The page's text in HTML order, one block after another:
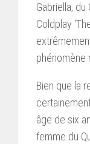
Gabriella,
Coldplay
phénomène
Bien que la
âge de six
femme du